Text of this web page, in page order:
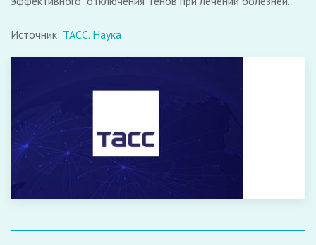
Источник: ТАСС. Наука